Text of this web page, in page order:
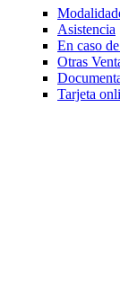
Asistencia
En caso
Otras
Tarjeta